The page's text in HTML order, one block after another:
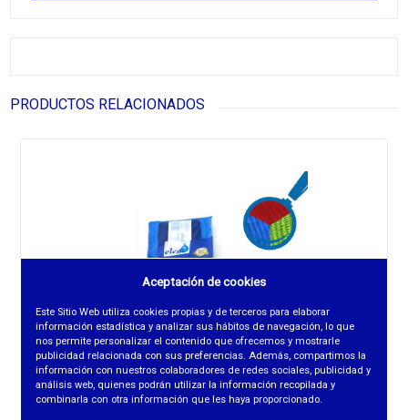
PRODUCTOS RELACIONADOS
Aceptación de cookies
Este Sitio Web utiliza cookies propias y de terceros para elaborar
información estadística y analizar sus hábitos de navegación, lo que
nos permite personalizar el contenido que ofrecemos y mostrarle
publicidad relacionada con sus preferencias. Además, compartimos la
información con nuestros colaboradores de redes sociales, publicidad y
análisis web, quienes podrán utilizar la información recopilada y
combinarla con otra información que les haya proporcionado.